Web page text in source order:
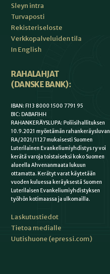
Sleyn intra
Turvaposti
Rekisteriseloste
Verkkopalveluiden tila
In English
RAHALAHJAT
(DANSKE BANK):
IBAN: FI13 8000 1500 7791 95
BIC: DABAFIHH
RAHANKERÄYSLUPA: Poliisihallituksen
10.9.2021 myöntämän rahankeräysluvan
RA/2021/1127 mukaisesti Suomen
Luterilainen Evankeliumiyhdistys ry voi
kerätä varoja toistaiseksi koko Suomen
alueella Ahvenanmaata lukuun
ottamatta. Kerätyt varat käytetään
vuoden kuluessa keräyksestä Suomen
Luterilaisen Evankeliumiyhdistyksen
työhön kotimaassa ja ulkomailla.
Laskutustiedot
Tietoa medialle
Uutishuone (epressi.com)